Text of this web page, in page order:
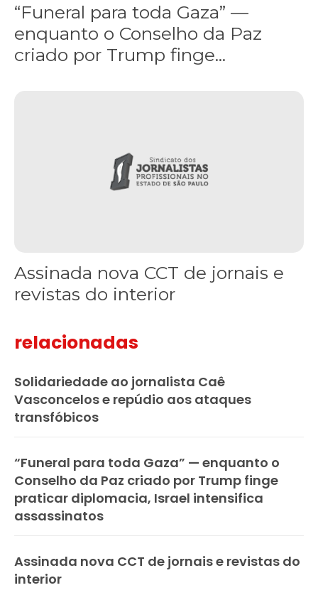
“Funeral para toda Gaza” —
enquanto o Conselho da Paz
criado por Trump finge...
Assinada nova CCT de jornais e
revistas do interior
relacionadas
Solidariedade ao jornalista Caê
Vasconcelos e repúdio aos ataques
transfóbicos
“Funeral para toda Gaza” — enquanto o
Conselho da Paz criado por Trump finge
praticar diplomacia, Israel intensifica
assassinatos
Assinada nova CCT de jornais e revistas do
interior